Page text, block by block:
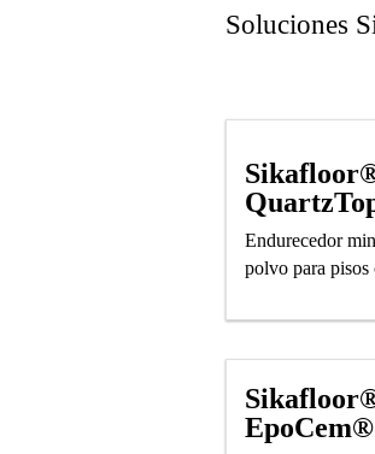
Soluciones
Endurecedor
polvo para pisos
EpoCem®